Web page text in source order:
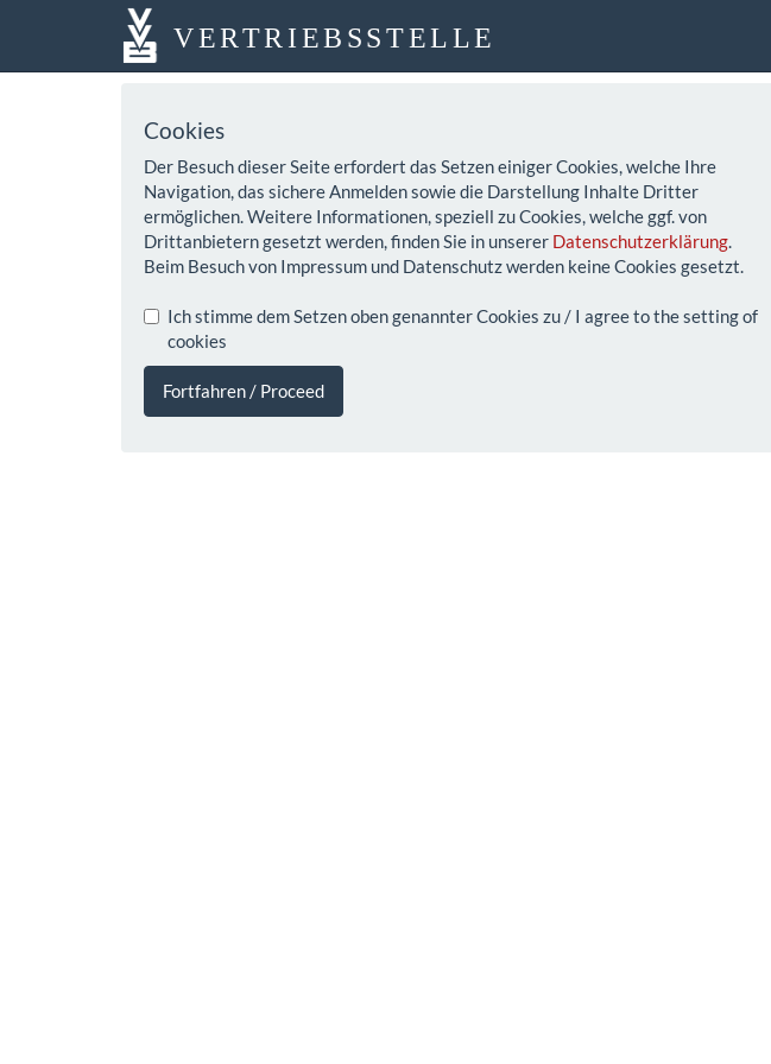
VERTRIEBSSTELLE
Cookies
Der Besuch dieser Seite erfordert das Setzen einiger Cookies, welche Ihre
Navigation, das sichere Anmelden sowie die Darstellung Inhalte Dritter
ermöglichen. Weitere Informationen, speziell zu Cookies, welche ggf. von
Drittanbietern gesetzt werden, finden Sie in unserer Datenschutzerklärung.
Beim Besuch von Impressum und Datenschutz werden keine Cookies gesetzt.
Ich stimme dem Setzen oben genannter Cookies zu / I agree to the setting of
cookies
Fortfahren / Proceed